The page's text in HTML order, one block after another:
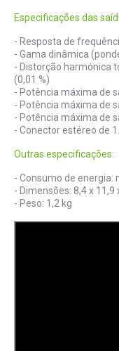
Especificações das
- Resposta de
- Gama dinâmica
- Distorção harmónica
(0,01 %)
- Potência máxima de
- Potência máxima de
- Potência máxima de
- Conector estéreo de
Outras especificações:
- Consumo de
- Dimensões: 8,4 x 11,9
- Peso: 1,2 kg